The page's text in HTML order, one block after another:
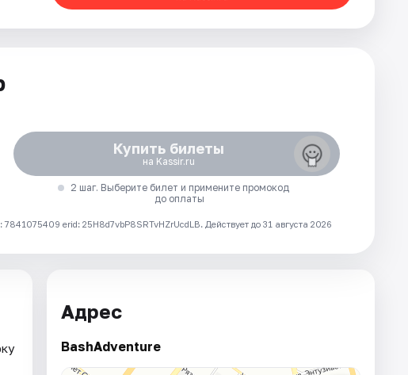
Купить билеты
на Kassir.ru
2 шаг. Выберите билет и примените промокод
до оплаты
erid: 25H8d7vbP8SRTvHZrUcdLB. Действует до 31 августа 2026
Адрес
BashAdventure